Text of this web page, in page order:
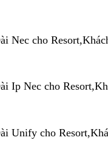
Nec cho
Ip Nec cho
Unify cho